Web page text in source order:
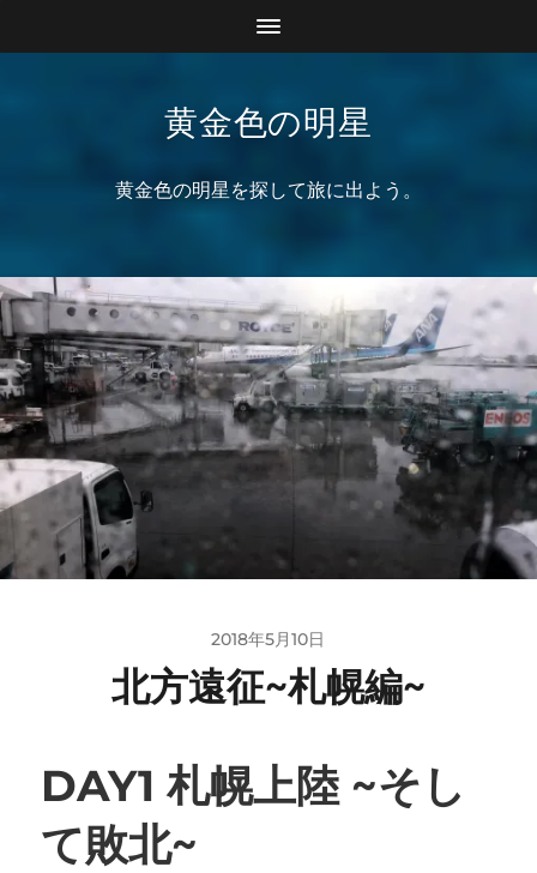
黄金色の明星
黄金色の明星を探して旅に出よう。
2018年5月10日
北方遠征~札幌編~
DAY1 札幌上陸 ~そし
て敗北~